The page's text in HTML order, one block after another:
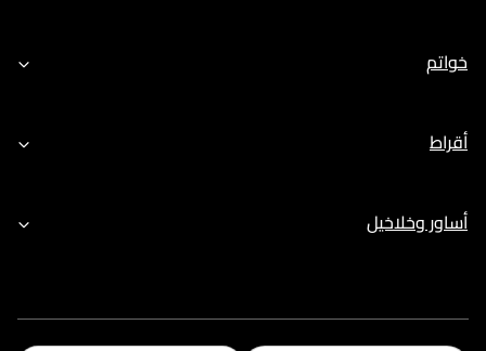
خواتم
أقراط
أساور وخلاخيل